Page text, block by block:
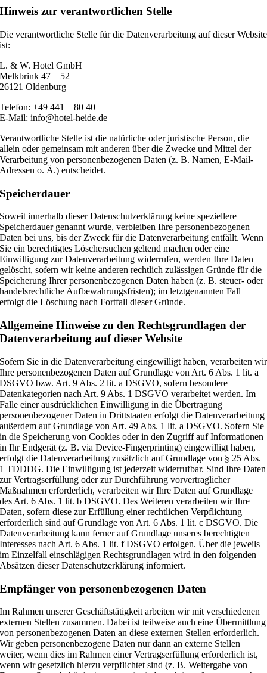
Hinweis zur verantwortlichen Stelle
Die verantwortliche Stelle für die Datenverarbeitung auf dieser Website
ist:
L. & W. Hotel GmbH
Melkbrink 47 – 52
26121 Oldenburg
Telefon: +49 441 – 80 40
E-Mail: info@hotel-heide.de
Verantwortliche Stelle ist die natürliche oder juristische Person, die
allein oder gemeinsam mit anderen über die Zwecke und Mittel der
Verarbeitung von personenbezogenen Daten (z. B. Namen, E-Mail-
Adressen o. Ä.) entscheidet.
Speicherdauer
Soweit innerhalb dieser Datenschutzerklärung keine speziellere
Speicherdauer genannt wurde, verbleiben Ihre personenbezogenen
Daten bei uns, bis der Zweck für die Datenverarbeitung entfällt. Wenn
Sie ein berechtigtes Löschersuchen geltend machen oder eine
Einwilligung zur Datenverarbeitung widerrufen, werden Ihre Daten
gelöscht, sofern wir keine anderen rechtlich zulässigen Gründe für die
Speicherung Ihrer personenbezogenen Daten haben (z. B. steuer- oder
handelsrechtliche Aufbewahrungsfristen); im letztgenannten Fall
erfolgt die Löschung nach Fortfall dieser Gründe.
Allgemeine Hinweise zu den Rechtsgrundlagen der
Datenverarbeitung auf dieser Website
Sofern Sie in die Datenverarbeitung eingewilligt haben, verarbeiten wir
Ihre personenbezogenen Daten auf Grundlage von Art. 6 Abs. 1 lit. a
DSGVO bzw. Art. 9 Abs. 2 lit. a DSGVO, sofern besondere
Datenkategorien nach Art. 9 Abs. 1 DSGVO verarbeitet werden. Im
Falle einer ausdrücklichen Einwilligung in die Übertragung
personenbezogener Daten in Drittstaaten erfolgt die Datenverarbeitung
außerdem auf Grundlage von Art. 49 Abs. 1 lit. a DSGVO. Sofern Sie
in die Speicherung von Cookies oder in den Zugriff auf Informationen
in Ihr Endgerät (z. B. via Device-Fingerprinting) eingewilligt haben,
erfolgt die Datenverarbeitung zusätzlich auf Grundlage von § 25 Abs.
1 TDDDG. Die Einwilligung ist jederzeit widerrufbar. Sind Ihre Daten
zur Vertragserfüllung oder zur Durchführung vorvertraglicher
Maßnahmen erforderlich, verarbeiten wir Ihre Daten auf Grundlage
des Art. 6 Abs. 1 lit. b DSGVO. Des Weiteren verarbeiten wir Ihre
Daten, sofern diese zur Erfüllung einer rechtlichen Verpflichtung
erforderlich sind auf Grundlage von Art. 6 Abs. 1 lit. c DSGVO. Die
Datenverarbeitung kann ferner auf Grundlage unseres berechtigten
Interesses nach Art. 6 Abs. 1 lit. f DSGVO erfolgen. Über die jeweils
im Einzelfall einschlägigen Rechtsgrundlagen wird in den folgenden
Absätzen dieser Datenschutzerklärung informiert.
Empfänger von personenbezogenen Daten
Im Rahmen unserer Geschäftstätigkeit arbeiten wir mit verschiedenen
externen Stellen zusammen. Dabei ist teilweise auch eine Übermittlung
von personenbezogenen Daten an diese externen Stellen erforderlich.
Wir geben personenbezogene Daten nur dann an externe Stellen
weiter, wenn dies im Rahmen einer Vertragserfüllung erforderlich ist,
wenn wir gesetzlich hierzu verpflichtet sind (z. B. Weitergabe von